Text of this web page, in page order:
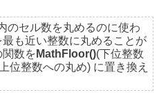
のセル数を丸めるのに使わ
も近い整数に丸めることが
数を MathFloor()(下位整数
位整数への丸め) に置き換え